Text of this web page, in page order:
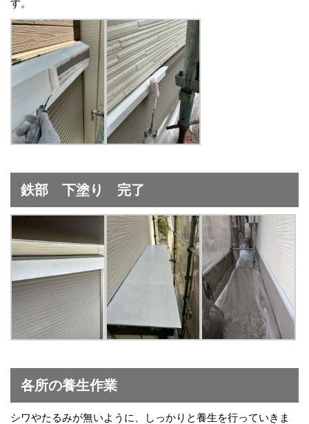
す。
鉄部 下塗り 完了
各所の養生作業
シワやたるみが無いように、しっかりと養生を行っていきま